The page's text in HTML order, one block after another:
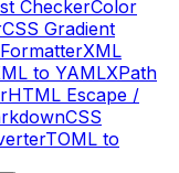
CheckerColor
CSS Gradient
XML
to YAMLXPath
HTML Escape /
CSS
TOML to